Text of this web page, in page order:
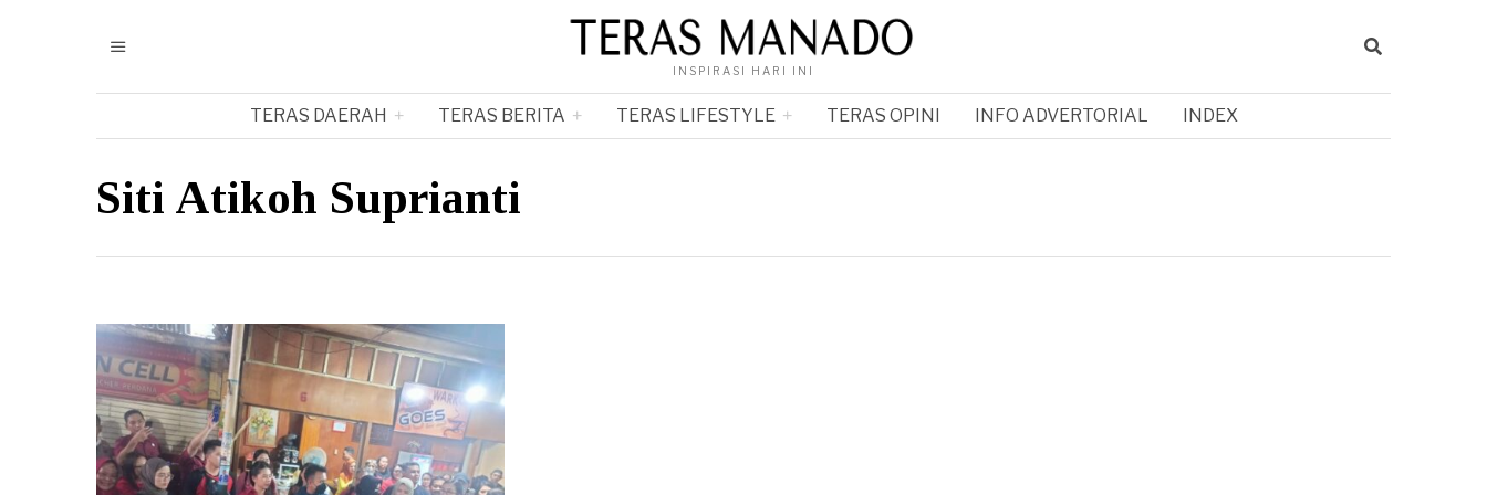
INSPIRASI HARI INI
TERAS DAERAH TERAS BERITA TERAS LIFESTYLE TERAS OPINI INFO ADVERTORIAL INDEX
Siti Atikoh Suprianti